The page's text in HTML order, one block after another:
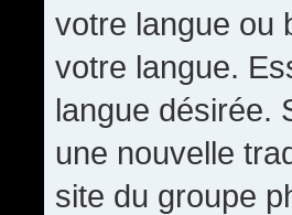
votre langue ou
votre langue.
langue désirée.
une nouvelle
site du groupe